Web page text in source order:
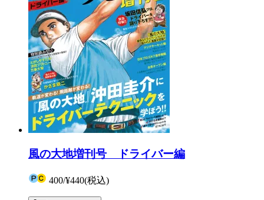
風の大地増刊号 ドライバー編
400/¥440(税込)